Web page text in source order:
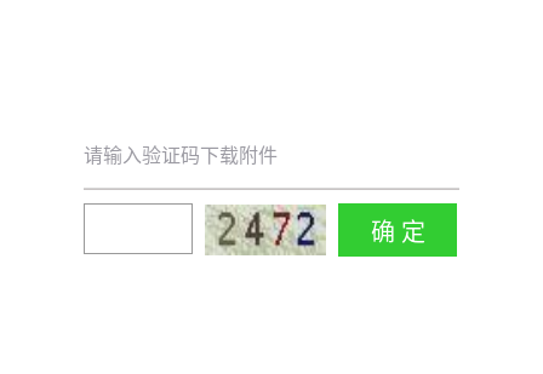
请输入验证码下载附件